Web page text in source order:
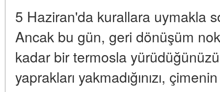
5 Haziran'da kurallara uymakla
Ancak bu gün, geri dönüşüm
kadar bir termosla
yaprakları yakmadığınızı,